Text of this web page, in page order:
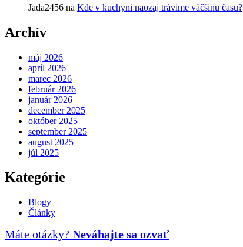
Jada2456 na Kde v kuchyni naozaj trávime väčšinu času?
Archív
máj 2026
apríl 2026
marec 2026
február 2026
január 2026
december 2025
október 2025
september 2025
august 2025
júl 2025
Kategórie
Blogy
Články
Máte otázky? Neváhajte sa ozvať